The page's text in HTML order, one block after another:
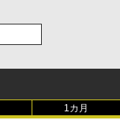
1カ月